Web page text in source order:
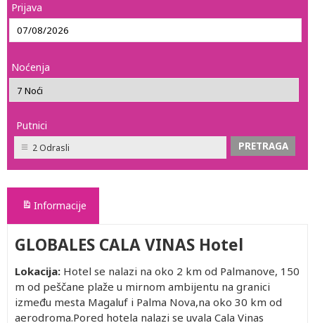
Prijava
Noćenja
Putnici
2 Odrasli
Informacije
GLOBALES CALA VINAS Hotel
Lokacija: Hotel se nalazi na oko 2 km od Palmanove, 150
m od peščane plaže u mirnom ambijentu na granici
između mesta Magaluf i Palma Nova,na oko 30 km od
aerodroma.Pored hotela nalazi se uvala Cala Vinas